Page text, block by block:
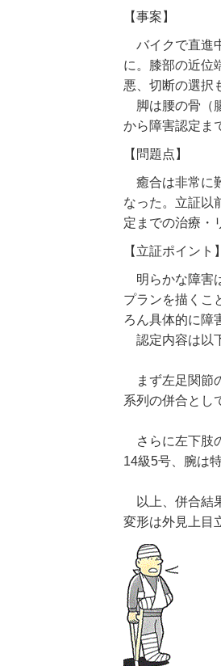
【事案】
バイクで直進
に。膝部の近位
悪、切断の選択
脚は腰の骨（
から障害認定ま
【問題点】
癒合は非常に
なった。立証以
定までの治療・
【立証ポイント】
明らかな障害
プランを描くこ
ろん具体的に障
認定内容は以
まず左足関節
系列の併合とし
さらに左下肢
14級5号、腕は
以上、併合結
変形は外見上目